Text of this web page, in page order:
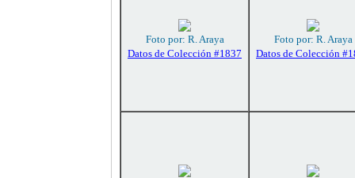
Foto por: R. Araya
Datos de Colección #1837
Foto por: R. Araya
Datos de Colección